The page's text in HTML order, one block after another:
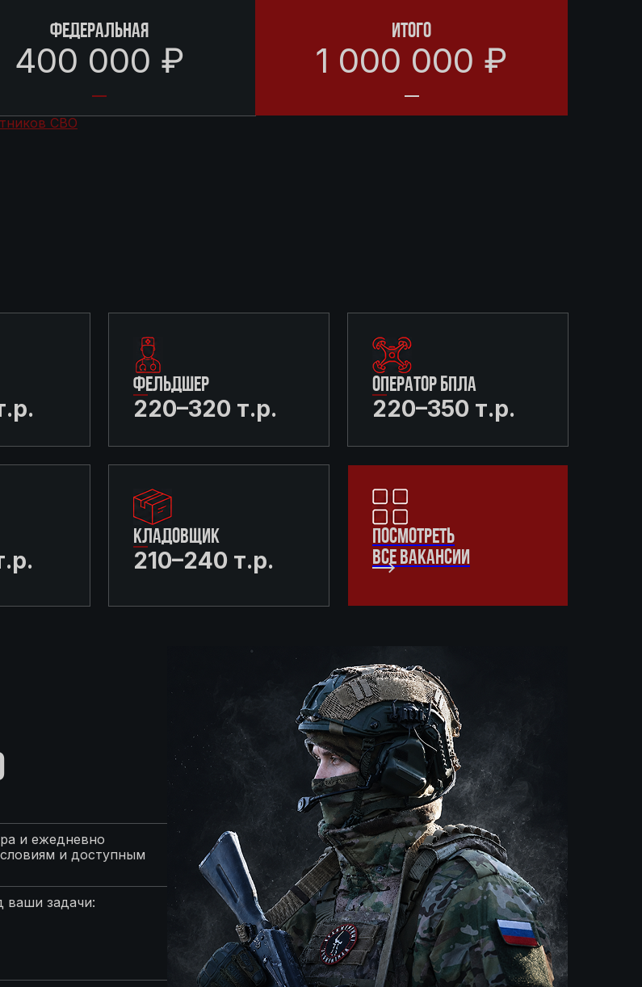
ФЕДЕРАЛЬНАЯ
400 000 ₽
ИТОГО
1 000 000 ₽
СВО
ФЕЛЬДШЕР
220–320 т.р.
ОПЕРАТОР БПЛА
220–350 т.р.
КЛАДОВЩИК
210–240 т.р.
ПОСМОТРЕТЬ
ВСЕ ВАКАНСИИ
и ежедневно
и доступным
ваши задачи: